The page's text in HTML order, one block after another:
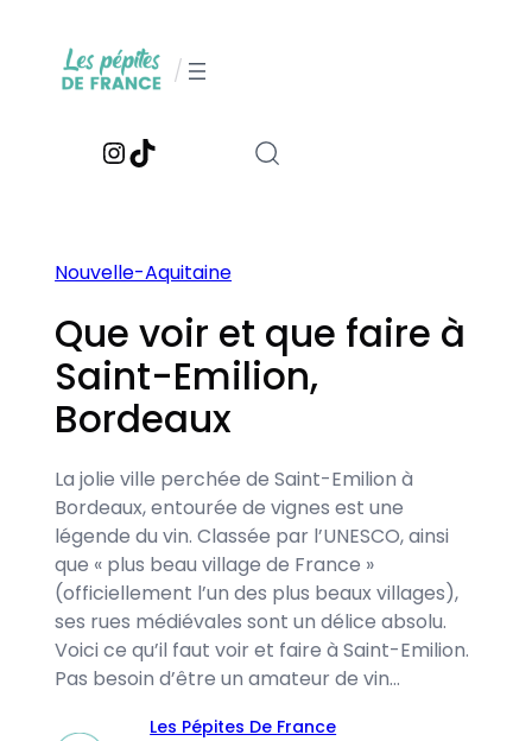
contenu
/
Instagram
TikTok
Nouvelle-Aquitaine
Que voir et que faire à
Saint-Emilion,
Bordeaux
La jolie ville perchée de Saint-Emilion à
Bordeaux, entourée de vignes est une
légende du vin. Classée par l’UNESCO, ainsi
que « plus beau village de France »
(officiellement l’un des plus beaux villages),
ses rues médiévales sont un délice absolu.
Voici ce qu’il faut voir et faire à Saint-Emilion.
Pas besoin d’être un amateur de vin…
Les Pépites De France